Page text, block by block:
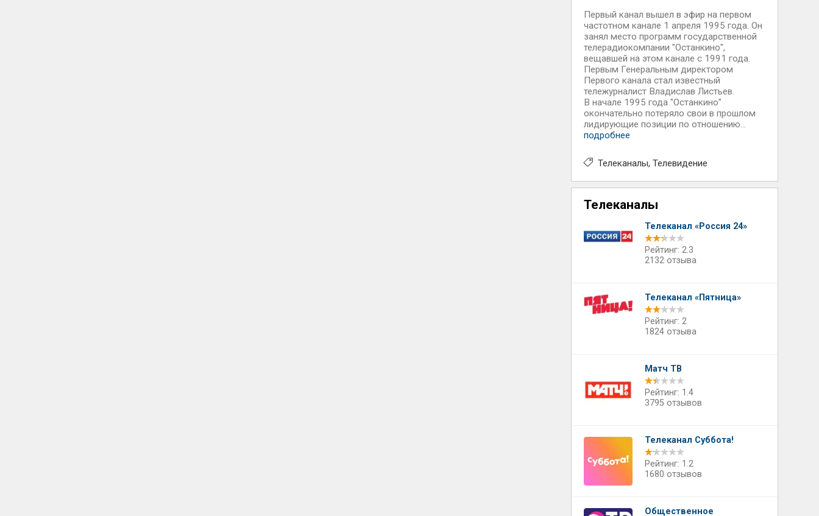
Первый канал вышел в эфир на первом
частотном канале 1 апреля 1995 года. Он
занял место программ государственной
телерадиокомпании "Останкино",
вещавшей на этом канале с 1991 года.
Первым Генеральным директором
Первого канала стал известный
тележурналист Владислав Листьев.
В начале 1995 года "Останкино"
окончательно потеряло свои в прошлом
лидирующие позиции по отношению...
подробнее
Телеканалы Телевидение
Телеканалы
Телеканал «Россия 24»
Рейтинг: 2.3
2132 отзыва
Телеканал «Пятница»
Рейтинг: 2
1824 отзыва
Матч ТВ
Рейтинг: 1.4
3795 отзывов
Телеканал Суббота!
Рейтинг: 1.2
1680 отзывов
Общественное